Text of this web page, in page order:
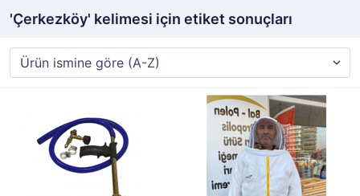
'Çerkezköy' kelimesi için etiket sonuçları